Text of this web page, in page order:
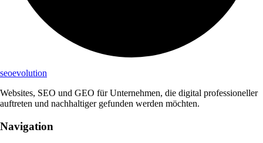
seoevolution
Websites, SEO und GEO für Unternehmen, die digital professioneller
auftreten und nachhaltiger gefunden werden möchten.
Navigation